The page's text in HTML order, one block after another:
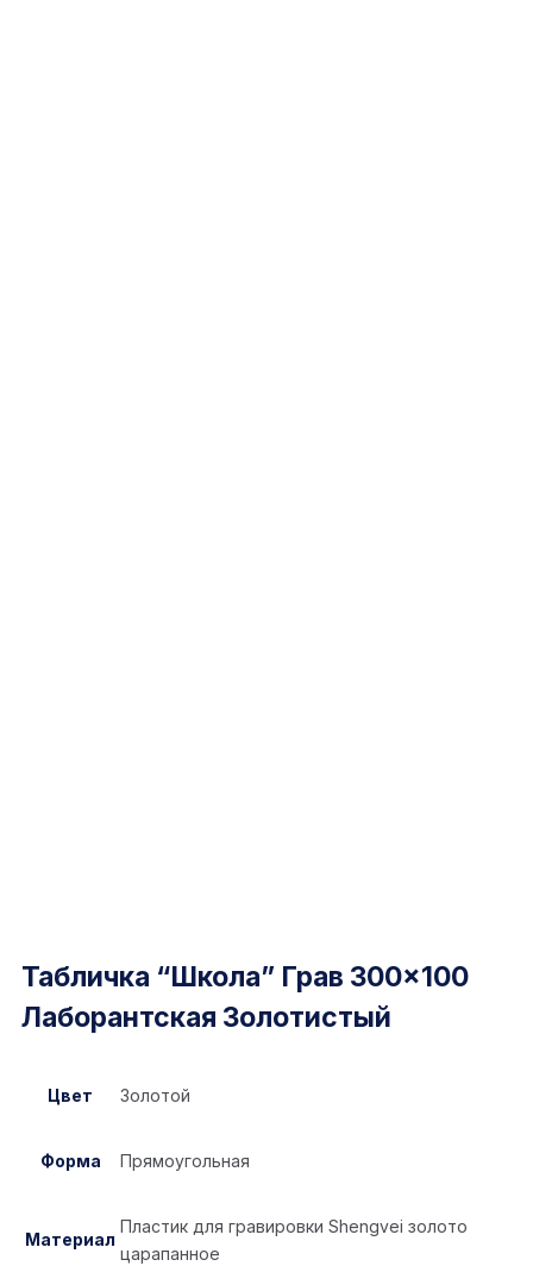
Табличка “Школа” Грав 300×100
Лаборантская Золотистый
Цвет Золотой
Форма Прямоугольная
Материал
Пластик для гравировки Shengvei золото
царапанное